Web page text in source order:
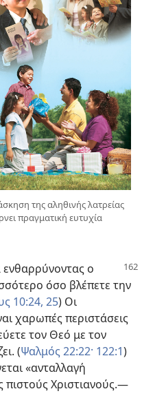
της αληθινής λατρείας
πραγματική ευτυχία
ενθαρρύνοντας ο
όσο βλέπετε την
10:24, 25) Οι
χαρωπές περιστάσεις
τον Θεό με τον
(Ψαλμός 22:22· 122:1)
«ανταλλαγή
Χριστιανούς.—